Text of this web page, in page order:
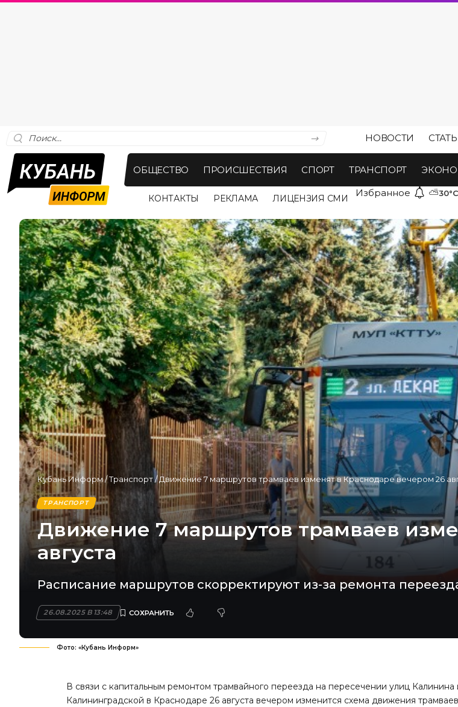
НОВОСТИ
ОБЩЕСТВО ПРОИСШЕСТВИЯ СПОРТ ТРАНСПОРТ
КОНТАКТЫ РЕКЛАМА ЛИЦЕНЗИЯ СМИ Избранное ⛅30°C
Кубань Информ/Транспорт/Движение 7 маршрутов трамваев изменят в Краснодаре вечером 26
ТРАНСПОРТ
Движение 7 маршрутов трамваев
августа
Расписание маршрутов скорректируют из-за ремонта
26.08.2025 В 13:48
Фото: «Кубань Информ»
В связи с капитальным ремонтом трамвайного переезда на пересечении улиц Калинина
Калининградской в Краснодаре 26 августа вечером изменится схема движения